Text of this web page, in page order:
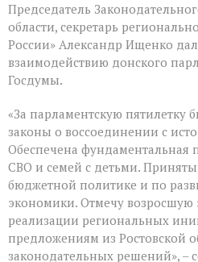
Председатель
области, секретарь
России» Александр Ищенко
взаимодействию донского
Госдумы.
«За парламентскую
законы о воссоединении с
Обеспечена фундаментальная
СВО и семей с детьми.
бюджетной политике и по
экономики. Отмечу возросшую
реализации региональных
предложениям из Ростовской
законодательных решений», –